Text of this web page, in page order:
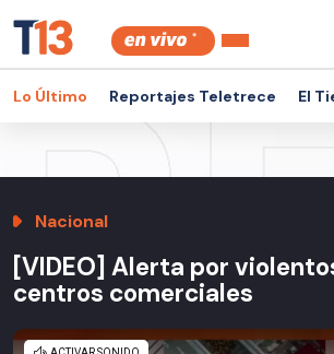
Lo Último Reportajes Teletrece El
Nacional
[VIDEO] Alerta por
centros comerciales